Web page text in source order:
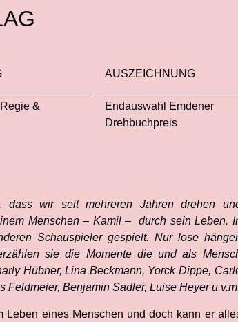
&
AUSZEICHNUNG
Endauswahl Emdener
Drehbuchpreis
dass wir seit mehreren Jahren drehen
Menschen – Kamil – durch sein Leben.
Schauspieler gespielt. Nur lose
sie die Momente die und als
Hübner, Lina Beckmann, Yorck Dippe,
Feldmeier, Benjamin Sadler, Luise Heyer
Leben eines Menschen und doch kann er